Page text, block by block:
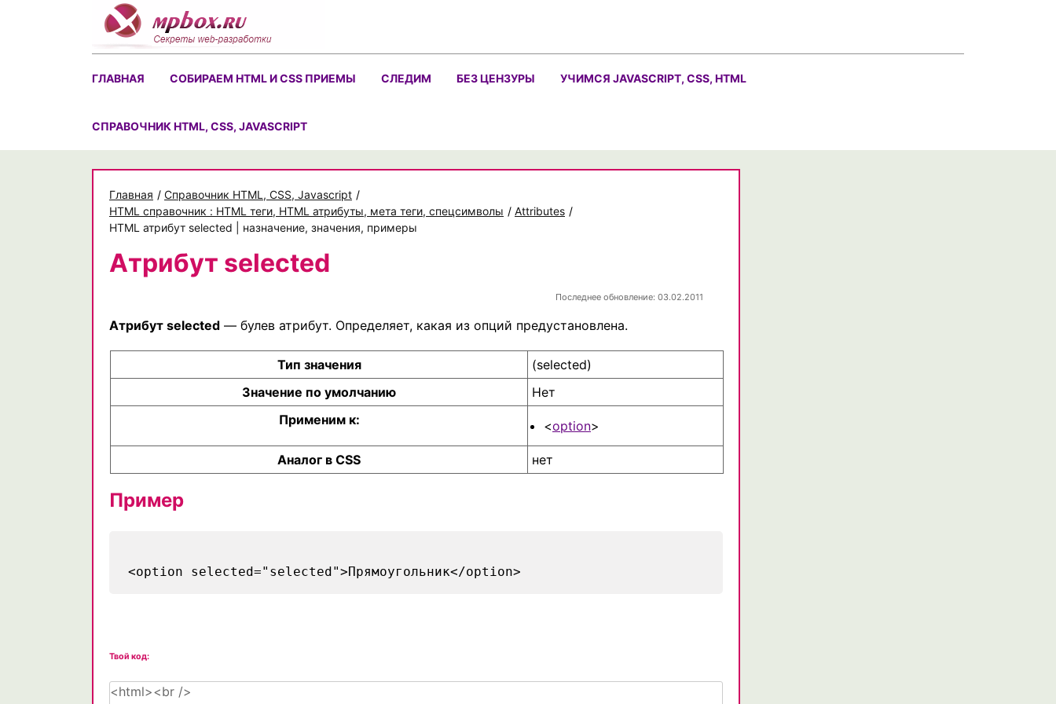
ГЛАВНАЯ СОБИРАЕМ HTML И CSS ПРИЕМЫ СЛЕДИМ БЕЗ ЦЕНЗУРЫ УЧИМСЯ JAVASCRIPT, CSS, HTML
CПРАВОЧНИК HTML, CSS, JAVASCRIPT
Главная / Cправочник HTML, CSS, Javascript /
HTML справочник : HTML теги, HTML атрибуты, мета теги, спецсимволы / Attributes /
HTML атрибут selected | назначение, значения, примеры
Атрибут selected
Последнее обновление: 03.02.2011
Атрибут selected — булев атрибут. Определяет, какая из опций предустановлена.
Тип значения
(selected)
Значение по умолчанию
Нет
Применим к:
<option>
Аналог в CSS нет
Пример
<option selected="selected">Прямоугольник</option>
Твой код: